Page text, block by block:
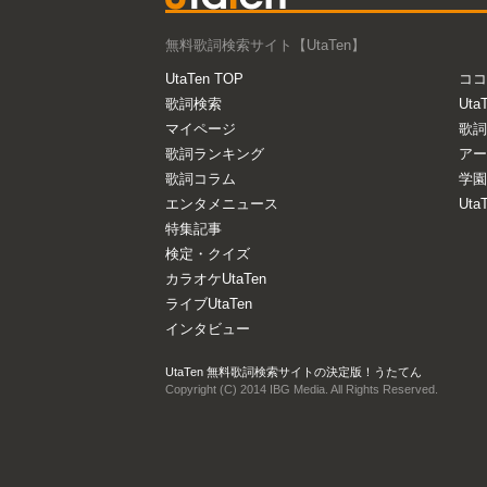
無料歌詞検索サイト【UtaTen】
UtaTen TOP
歌詞検索
マイページ
歌詞ランキング
歌詞コラム
エンタメニュース
特集記事
検定・クイズ
カラオケUtaTen
ライブUtaTen
インタビュー
コ
歌
ア
学
UtaTen 無料歌詞検索サイトの決定版！うたてん
Copyright (C) 2014 IBG Media. All Rights Reserved.